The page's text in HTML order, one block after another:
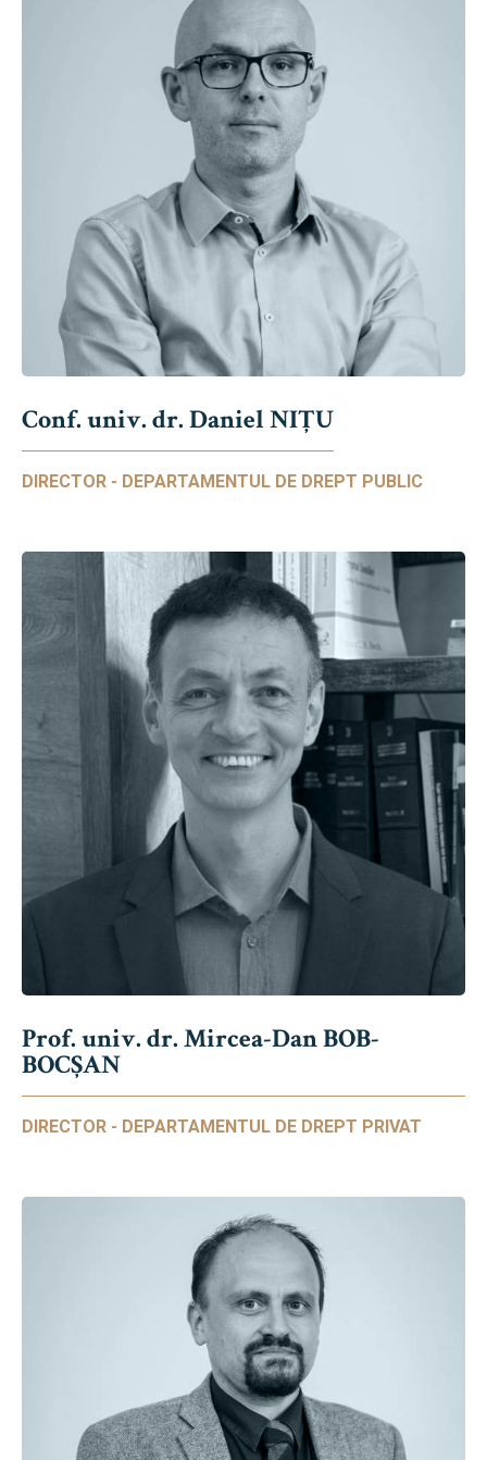
Conf. univ. dr. Daniel NIŢU
DIRECTOR - DEPARTAMENTUL DE DREPT PUBLIC
Prof. univ. dr. Mircea-Dan BOB-
BOCȘAN
DIRECTOR - DEPARTAMENTUL DE DREPT PRIVAT